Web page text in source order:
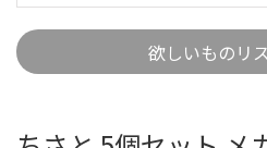
欲しいものリ